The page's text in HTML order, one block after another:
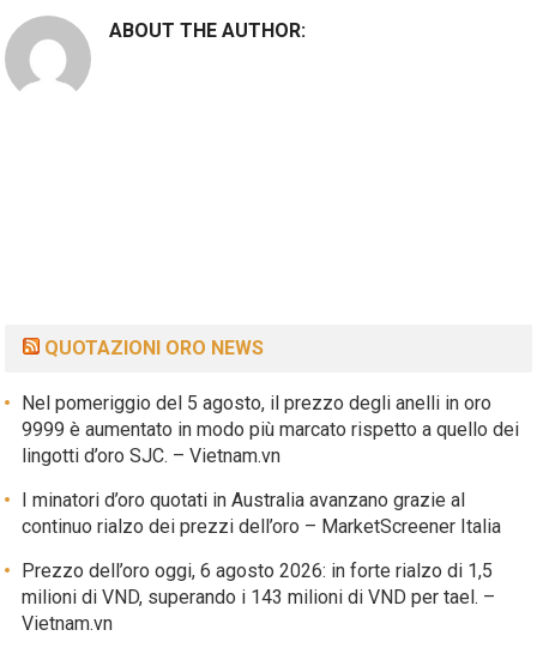
ABOUT THE AUTHOR:
QUOTAZIONI ORO NEWS
Nel pomeriggio del 5 agosto, il prezzo degli anelli in oro
9999 è aumentato in modo più marcato rispetto a quello dei
lingotti d’oro SJC. – Vietnam.vn
I minatori d’oro quotati in Australia avanzano grazie al
continuo rialzo dei prezzi dell’oro – MarketScreener Italia
Prezzo dell’oro oggi, 6 agosto 2026: in forte rialzo di 1,5
milioni di VND, superando i 143 milioni di VND per tael. –
Vietnam.vn